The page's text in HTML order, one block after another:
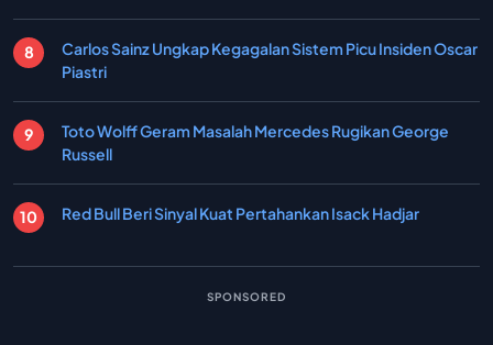
Carlos Sainz Ungkap Kegagalan Sistem Picu Insiden Oscar
Piastri
Toto Wolff Geram Masalah Mercedes Rugikan George
Russell
Red Bull Beri Sinyal Kuat Pertahankan Isack Hadjar
SPONSORED